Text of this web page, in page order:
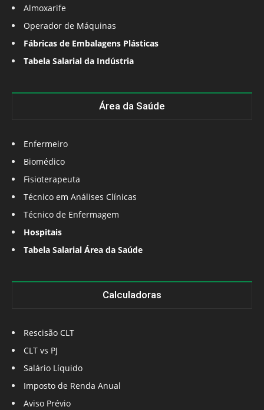
Almoxarife
Operador de Máquinas
Fábricas de Embalagens Plásticas
Tabela Salarial da Indústria
Área da Saúde
Enfermeiro
Biomédico
Fisioterapeuta
Técnico em Análises Clínicas
Técnico de Enfermagem
Hospitais
Tabela Salarial Área da Saúde
Calculadoras
Rescisão CLT
CLT vs PJ
Salário Líquido
Imposto de Renda Anual
Aviso Prévio